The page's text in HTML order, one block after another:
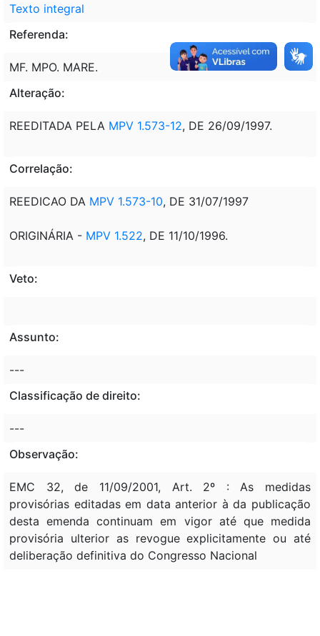
Texto integral
Referenda:
MF. MPO. MARE.
Alteração:
REEDITADA PELA MPV 1.573-12, DE 26/09/1997.
Correlação:
REEDICAO DA MPV 1.573-10, DE 31/07/1997
ORIGINÁRIA - MPV 1.522, DE 11/10/1996.
Veto:
Assunto:
---
Classificação de direito:
---
Observação:
EMC 32, de 11/09/2001, Art. 2º : As medidas
provisórias editadas em data anterior à da publicação
desta emenda continuam em vigor até que medida
provisória ulterior as revogue explicitamente ou até
deliberação definitiva do Congresso Nacional